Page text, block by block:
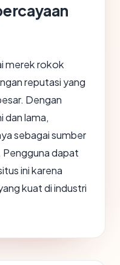
merek rokok
reputasi yang
Dengan
dan lama,
sebagai sumber
Pengguna dapat
ini karena
kuat di industri